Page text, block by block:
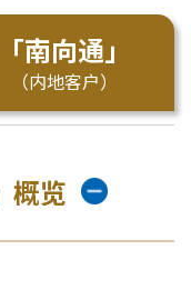
「南向通」
（内地客户）
概览